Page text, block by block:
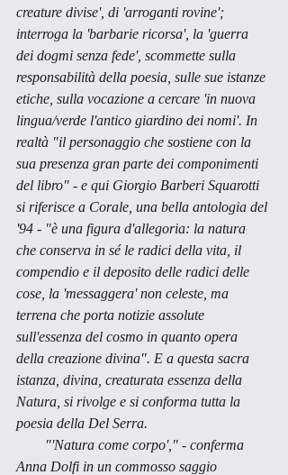
creature divise', di 'arroganti rovine';
interroga la 'barbarie ricorsa', la 'guerra
dei dogmi senza fede', scommette sulla
responsabilità della poesia, sulle sue istanze
etiche, sulla vocazione a cercare 'in nuova
lingua/verde l'antico giardino dei nomi'. In
realtà "il personaggio che sostiene con la
sua presenza gran parte dei componimenti
del libro" - e qui Giorgio Barberi Squarotti
si riferisce a Corale , una bella antologia del
'94 - "è una figura d'allegoria: la natura
che conserva in sé le radici della vita, il
compendio e il deposito delle radici delle
cose, la 'messaggera' non celeste, ma
terrena che porta notizie assolute
sull'essenza del cosmo in quanto opera
della creazione divina". E a questa sacra
istanza, divina, creaturata essenza della
Natura, si rivolge e si conforma tutta la
poesia della Del Serra.
Anna Dolfi in un commosso saggio